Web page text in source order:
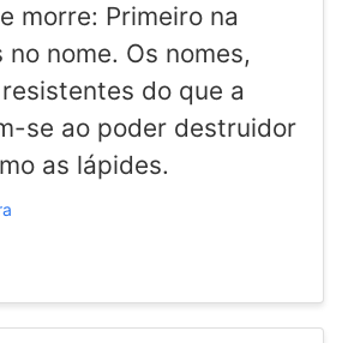
morre: Primeiro na
nome. Os nomes,
do que a
se ao poder destruidor
as lápides.